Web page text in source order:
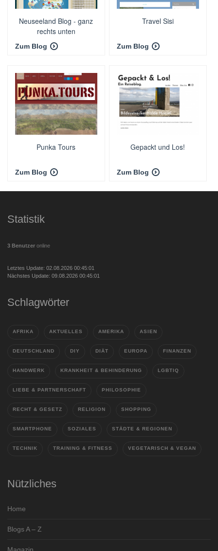
Neuseeland Blog - ganz
rechts unten
Zum Blog
Travel Sisi
Zum Blog
Punka Tours
Zum Blog
Gepackt und Los!
Zum Blog
Statistik
3 Benutzer online
Letztes Update: 02.08.2026 00:45:01
Nächstes Update: 09.08.2026 00:45:01
Schlagwörter
AFRIKA AKTUELLES AMERIKA ASIEN
DEUTSCHLAND DIY DIÄT EUROPA FINANZEN
HANDWERK KRANKHEIT & BEHINDERUNG LGBTIQ
LIEBE & PARTNERSCHAFT PHILOSOPHIE
RECHT & GESETZ RELIGION SHOPPING
SMARTPHONE SOZIALES STÄDTE & REGIONEN
TECHNIK TRAINING & FITNESS VEGETARISCH & VEGAN
Nützliches
Home
Blogs A – Z